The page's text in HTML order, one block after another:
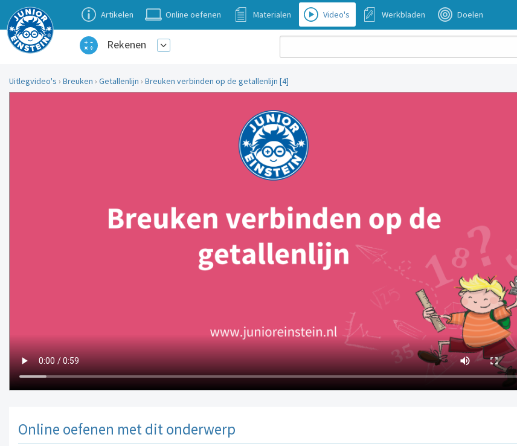
Artikelen Online oefenen Materialen Video's Werkbladen Doelen
Rekenen
Uitlegvideo's › Breuken › Getallenlijn › Breuken verbinden op de getallenlijn [4]
Online oefenen met dit onderwerp